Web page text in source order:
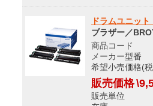
ドラムユニッ
ブラザー／
商品コー
メーカー型
希望小売価格(
販売価格
販売単